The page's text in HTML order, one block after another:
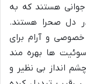
هستند که به
دل صحرا هستند.
و آرام برای
ها بهره مند
انداز بی نظیر و